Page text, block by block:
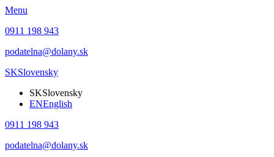
Menu
0911 198 943
podatelna@dolany.sk
SKSlovensky
SKSlovensky
ENEnglish
0911 198 943
podatelna@dolany.sk